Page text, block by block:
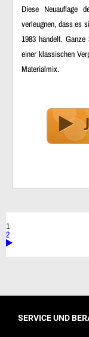
Diese Neuauflage
verleugnen, dass es
1983 handelt.
einer klassischen
Materialmix.
1
2
SERVICE UND